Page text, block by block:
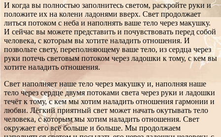
И когда вы полностью заполнитесь светом, раскройте руки и
положите их на колени ладонями вверх. Свет продолжает
литься потоком с неба и наполнять ваше тело через макушку.
И сейчас вы можете представить и почувствовать перед собой
человека, с которым вы хотите наладить отношения. И
позвольте свету, переполняющему ваше тело, из сердца через
руки потечь световым потоком через ладошки к тому, с кем вы
хотите наладить отношения.
Свет наполняет наше тело через макушку и, наполняя наше
тело через сердце двумя потоками света через руки и ладошки
течёт к тому, с кем мы хотим наладить отношения гармонии и
любви. Лёгкий приятный свет может начать окутывать тело
человека, с которым мы хотим наладить отношения. Свет
окружает его всё больше и больше. Мы продолжаем